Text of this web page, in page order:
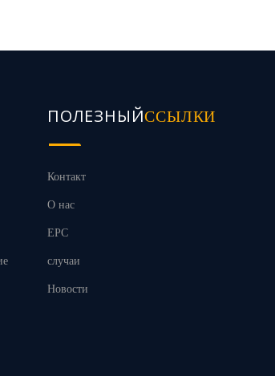
ПОЛЕЗНЫЙССЫЛКИ
Контакт
О нас
EPC
случаи
Новости